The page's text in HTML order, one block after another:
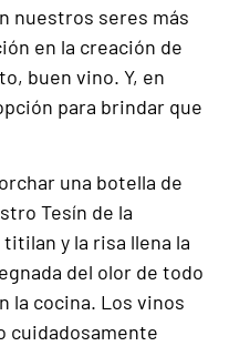
nuestros seres más
en la creación de
buen vino. Y, en
para brindar que
una botella de
Tesín de la
y la risa llena la
del olor de todo
la cocina. Los vinos
cuidadosamente